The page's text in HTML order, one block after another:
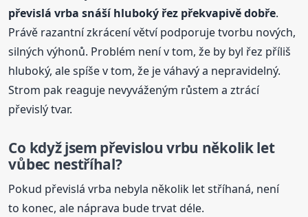
převislá vrba snáší hluboký řez překvapivě dobře.
Právě razantní zkrácení větví podporuje tvorbu nových,
silných výhonů. Problém není v tom, že by byl řez příliš
hluboký, ale spíše v tom, že je váhavý a nepravidelný.
Strom pak reaguje nevyváženým růstem a ztrácí
převislý tvar.
Co když jsem převislouvrbu několik let
vůbec nestříhal?
Pokud převislá vrba nebyla několik let stříhaná, není
to konec, ale náprava bude trvat déle.